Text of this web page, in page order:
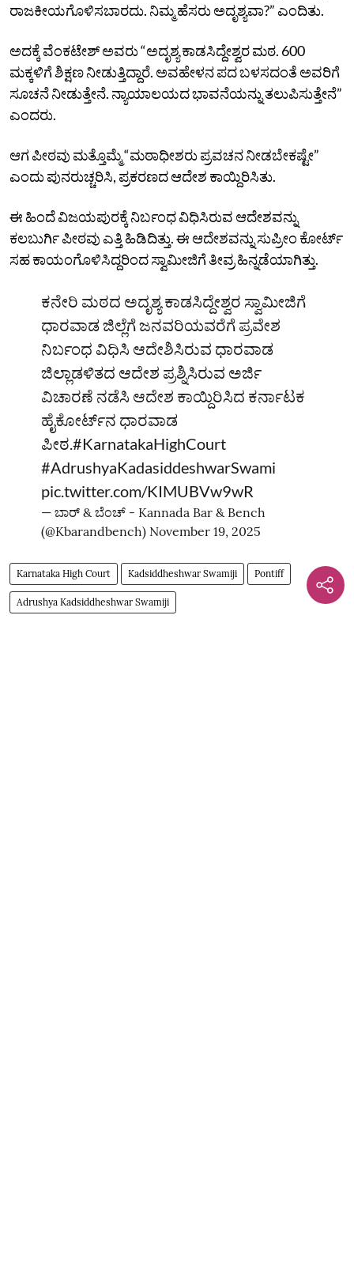
ರಾಜಕೀಯಗೊಳಿಸಬಾರದು. ನಿಮ್ಮ ಹೆಸರು ಅದೃಶ್ಯವಾ?” ಎಂದಿತು.
ಅದಕ್ಕೆ ವೆಂಕಟೇಶ್‌ ಅವರು “ಅದೃಶ್ಯ ಕಾಡಸಿದ್ದೇಶ್ವರ ಮಠ. 600
ಮಕ್ಕಳಿಗೆ ಶಿಕ್ಷಣ ನೀಡುತ್ತಿದ್ದಾರೆ. ಅವಹೇಳನ ಪದ ಬಳಸದಂತೆ ಅವರಿಗೆ
ಸೂಚನೆ ನೀಡುತ್ತೇನೆ. ನ್ಯಾಯಾಲಯದ ಭಾವನೆಯನ್ನು ತಲುಪಿಸುತ್ತೇನೆ”
ಎಂದರು.
ಆಗ ಪೀಠವು ಮತ್ತೊಮ್ಮೆ “ಮಠಾಧೀಶರು ಪ್ರವಚನ ನೀಡಬೇಕಷ್ಟೇ”
ಎಂದು ಪುನರುಚ್ಚರಿಸಿ, ಪ್ರಕರಣದ ಆದೇಶ ಕಾಯ್ದಿರಿಸಿತು.
ಈ ಹಿಂದೆ ವಿಜಯಪುರಕ್ಕೆ ನಿರ್ಬಂಧ ವಿಧಿಸಿರುವ ಆದೇಶವನ್ನು
ಕಲಬುರ್ಗಿ ಪೀಠವು ಎತ್ತಿ ಹಿಡಿದಿತ್ತು. ಈ ಆದೇಶವನ್ನು ಸುಪ್ರೀಂ ಕೋರ್ಟ್‌
ಸಹ ಕಾಯಂಗೊಳಿಸಿದ್ದರಿಂದ ಸ್ವಾಮೀಜಿಗೆ ತೀವ್ರ ಹಿನ್ನಡೆಯಾಗಿತ್ತು.
ಕನೇರಿ ಮಠದ ಅದೃಶ್ಯ ಕಾಡಸಿದ್ದೇಶ್ವರ ಸ್ವಾಮೀಜಿಗೆ
ಧಾರವಾಡ ಜಿಲ್ಲೆಗೆ ಜನವರಿಯವರೆಗೆ ಪ್ರವೇಶ
ನಿರ್ಬಂಧ ವಿಧಿಸಿ ಆದೇಶಿಸಿರುವ ಧಾರವಾಡ
ಜಿಲ್ಲಾಡಳಿತದ ಆದೇಶ ಪ್ರಶ್ನಿಸಿರುವ ಅರ್ಜಿ
ವಿಚಾರಣೆ ನಡೆಸಿ ಆದೇಶ ಕಾಯ್ದಿರಿಸಿದ ಕರ್ನಾಟಕ
ಹೈಕೋರ್ಟ್‌ನ ಧಾರವಾಡ
ಪೀಠ. #KarnatakaHighCourt
#AdrushyaKadasiddeshwarSwami
pic.twitter.com/KIMUBVw9wR
— ಬಾರ್‌ & ಬೆಂಚ್ - Kannada Bar & Bench
(@Kbarandbench) November 19, 2025
Karnataka High Court Kadsiddheshwar Swamiji Pontiff
Adrushya Kadsiddheshwar Swamiji